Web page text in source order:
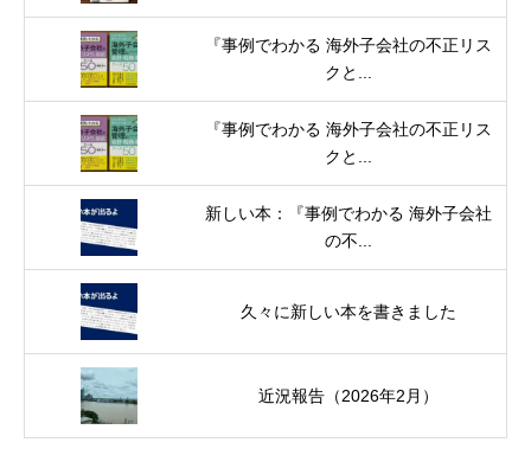
『事例でわかる 海外子会社の不正リス
クと...
『事例でわかる 海外子会社の不正リス
クと...
新しい本：『事例でわかる 海外子会社
の不...
久々に新しい本を書きました
近況報告（2026年2月）